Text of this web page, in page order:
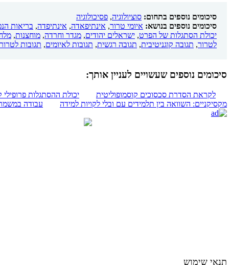
סיכומים נוספים בתחום: סוציולוגיה, פסיכולוגיה
סיכומים נוספים בנושא: איומי טרור, אינתיפאדה, אינתיפדה, בריאות
יכולת הסתגלות של הפרט, ישראלים יהודים, מגדר וחרדה, מוחצנות,
לטרור, תגובה קוגניטיבית, תגובה רגשית, תגובות לאיומים, תגובות לטרור
סיכומים נוספים שעשויים לעניין אותך:
לקראת הסדרת סכסוכים קוסמופוליטית יכולת ההסתגלות
מקסיקניים: השוואה בין תלמידים עם ובלי לקויות למידה
עבודה
תנאי שימוש